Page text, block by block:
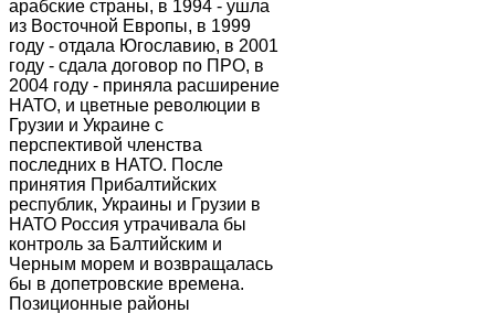
арабские страны, в 1994 - ушла
из Восточной Европы, в 1999
году - отдала Югославию, в 2001
году - сдала договор по ПРО, в
2004 году - приняла расширение
НАТО, и цветные революции в
Грузии и Украине с
перспективой членства
последних в НАТО. После
принятия Прибалтийских
республик, Украины и Грузии в
НАТО Россия утрачивала бы
контроль за Балтийским и
Черным морем и возвращалась
бы в допетровские времена.
Позиционные районы